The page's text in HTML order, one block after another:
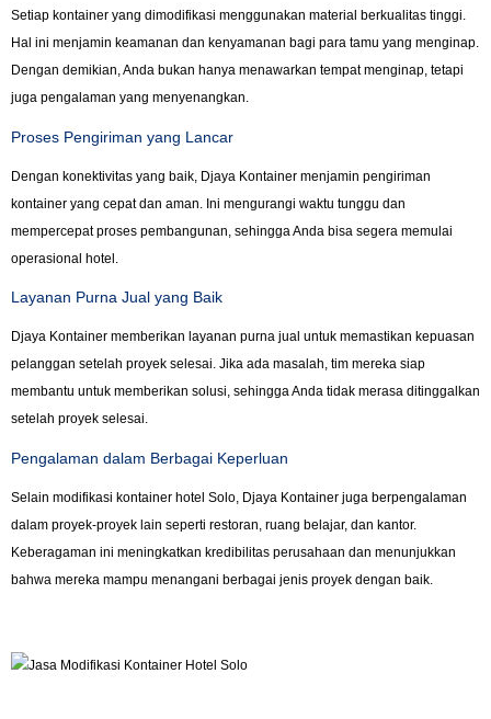
Setiap kontainer yang dimodifikasi menggunakan material berkualitas tinggi.
Hal ini menjamin keamanan dan kenyamanan bagi para tamu yang menginap.
Dengan demikian, Anda bukan hanya menawarkan tempat menginap, tetapi
juga pengalaman yang menyenangkan.
Proses Pengiriman yang Lancar
Dengan konektivitas yang baik, Djaya Kontainer menjamin pengiriman
kontainer yang cepat dan aman. Ini mengurangi waktu tunggu dan
mempercepat proses pembangunan, sehingga Anda bisa segera memulai
operasional hotel.
Layanan Purna Jual yang Baik
Djaya Kontainer memberikan layanan purna jual untuk memastikan kepuasan
pelanggan setelah proyek selesai. Jika ada masalah, tim mereka siap
membantu untuk memberikan solusi, sehingga Anda tidak merasa ditinggalkan
setelah proyek selesai.
Pengalaman dalam Berbagai Keperluan
Selain modifikasi kontainer hotel Solo, Djaya Kontainer juga berpengalaman
dalam proyek-proyek lain seperti restoran, ruang belajar, dan kantor.
Keberagaman ini meningkatkan kredibilitas perusahaan dan menunjukkan
bahwa mereka mampu menangani berbagai jenis proyek dengan baik.